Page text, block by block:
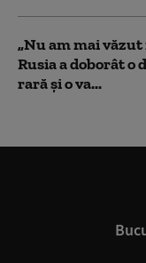
„Nu am mai văzut
Rusia a doborât o
rară și o va...